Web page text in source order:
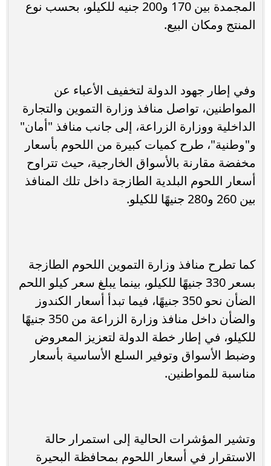
المجمدة بين 170 و200 جنيه للكيلو، بحسب نوع
المنتج ومكان البيع.
وفي إطار جهود الدولة لتخفيف الأعباء عن
المواطنين، تواصل منافذ وزارة التموين والتجارة
الداخلية ووزارة الزراعة، إلى جانب منافذ "أمان"
و"وطنية"، طرح كميات كبيرة من اللحوم بأسعار
مخفضة مقارنة بالأسواق الخارجية، حيث تتراوح
أسعار اللحوم البلدية الطازجة داخل تلك المنافذ
بين 260 و280 جنيهًا للكيلو.
كما تطرح منافذ وزارة التموين اللحوم الطازجة
بسعر 330 جنيهًا للكيلو، بينما يبلغ سعر كيلو اللحم
الضأن نحو 350 جنيهًا، فيما تبدأ أسعار الكندوز
والضأن داخل منافذ وزارة الزراعة من 350 جنيهًا
للكيلو، في إطار خطة الدولة لتعزيز المعروض
وضبط الأسواق وتوفير السلع الأساسية بأسعار
مناسبة للمواطنين.
وتشير المؤشرات الحالية إلى استمرار حالة
الاستقرار في أسعار اللحوم بمحافظة البحيرة